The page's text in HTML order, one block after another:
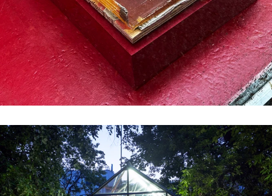
#1 | 2018 Christof Zwiener
//related to nature
#5 | 2017 Dorte Visby
#4 | 2017 Henry Stöcker
#2 | 2017 Elisabeth Sonneck
#1 | 2017 Oliver Möst